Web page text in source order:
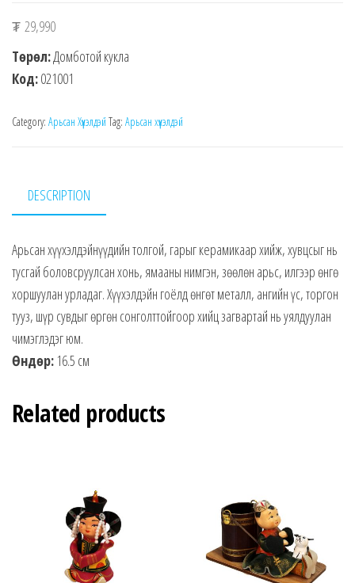
₮ 29,990
Төрөл:Домботой кукла
Код:021001
Category: Арьсан Хүүхэлдэй Tag: Арьсан хүүхэлдэй
DESCRIPTION
Арьсан хүүхэлдэйнүүдийн толгой, гарыг керамикаар хийж, хувцсыг нь
тусгай боловсруулсан хонь, ямааны нимгэн, зөөлөн арьс, илгээр өнгө
хоршуулан урладаг. Хүүхэлдэйн гоёлд өнгөт металл, ангийн үс, торгон
тууз, шүр сувдыг өргөн сонголттойгоор хийц загвартай нь уялдуулан
чимэглэдэг юм.
Өндөр: 16.5 см
Related products